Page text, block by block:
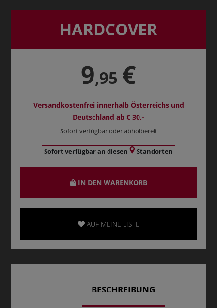
HARDCOVER
9,95 €
Versandkostenfrei innerhalb Österreichs und
Deutschland ab € 30,-
Sofort verfügbar oder abholbereit
Sofort verfügbar an diesen Standorten
IN DEN WARENKORB
AUF MEINE LISTE
BESCHREIBUNG